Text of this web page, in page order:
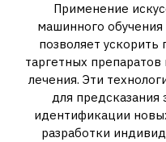
Применение
машинного
позволяет
таргетных
лечения. Эти
для предсказания
идентификации
разработки